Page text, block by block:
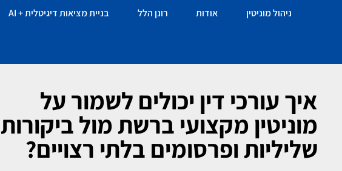
ניהול מוניטין אודות רונן הלל בניית מציאות דיגיטלית + AI
איך עורכי דין יכולים לשמור על
מוניטין מקצועי ברשת מול ביקורות
שליליות ופרסומים בלתי רצויים?